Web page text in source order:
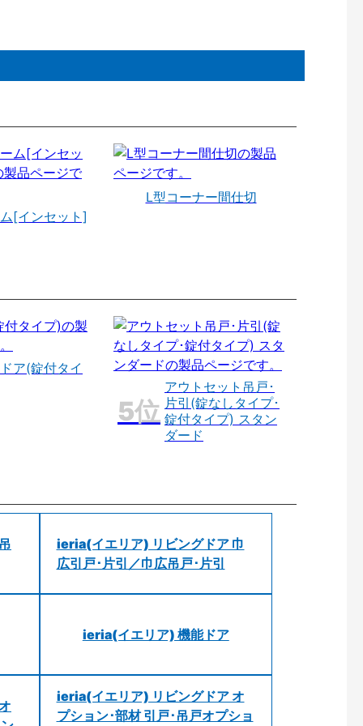
[インセット]
L型コーナー間仕切
ア(錠付タイ
アウトセット吊戸･
片引(錠なしタイプ･
錠付タイプ) スタン
ダード
ieria(イエリア) リビングドア 巾
広引戸･片引／巾広吊戸･片引
ieria(イエリア) 機能ドア
ieria(イエリア) リビングドア オ
プション･部材 引戸･吊戸オプショ